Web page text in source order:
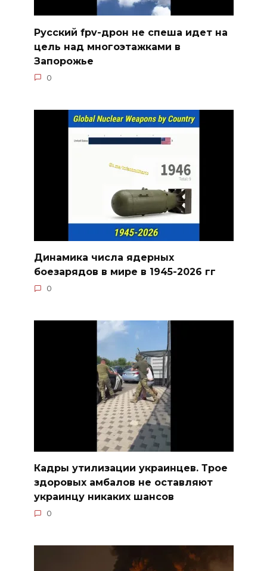
Русский fpv-дрон не спеша идет на
цель над многоэтажками в
Запорожье
0
Динамика числа ядерных
боезарядов в мире в 1945-2026 гг
0
Кадры утилизации украинцев. Трое
здоровых амбалов не оставляют
украинцу никаких шансов
0